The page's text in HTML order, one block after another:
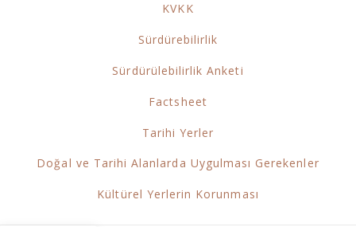
KVKK
Sürdürebilirlik
Sürdürülebilirlik Anketi
Factsheet
Tarihi Yerler
Doğal ve Tarihi Alanlarda Uygulması Gerekenler
Kültürel Yerlerin Korunması